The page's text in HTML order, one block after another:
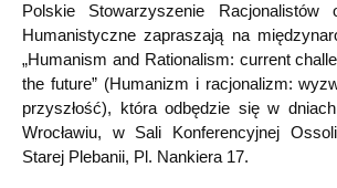
Polskie Stowarzyszenie Racjonalistów
Humanistyczne zapraszają na
„Humanism and Rationalism: current
the future” (Humanizm i racjonalizm:
przyszłość), która odbędzie się w
Wrocławiu, w Sali Konferencyjnej
Starej Plebanii, Pl. Nankiera 17.